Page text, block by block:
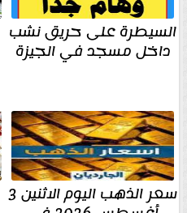
السيطرة على حريق نشب
داخل مسجد في الجيزة
سعر الذهب اليوم الاثنين 3